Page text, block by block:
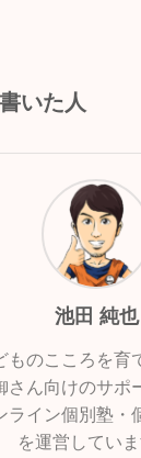
いた人
池田 純也
ものこころを育
さん向けのサポ
ライン個別塾・
を運営していま